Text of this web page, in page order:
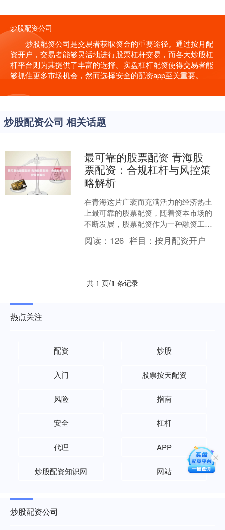
炒股配资公司
炒股配资公司是交易者获取资金的重要途径。通过按月配
资开户，交易者能够灵活地进行股票杠杆交易，而各大炒股杠
杆平台则为其提供了丰富的选择。实盘杠杆配资使得交易者能
够抓住更多市场机会，然而选择安全的配资app至关重要。
炒股配资公司 相关话题
最可靠的股票配资 青海股
票配资：合规杠杆与风控策
略解析
在青海这片广袤而充满活力的经济热土
上最可靠的股票配资，随着资本市场的
不断发展，股票配资作为一种融资工
具，也逐渐进入部分投资者的视野。然
而，高收益往往伴随着高风险....
阅读： 126 栏目：按月配资开户
共 1 页/1 条记录
热点关注
配资 炒股
入门 股票按天配资
风险 指南
安全 杠杆
代理 APP
炒股配资知识网 网站
炒股配资公司